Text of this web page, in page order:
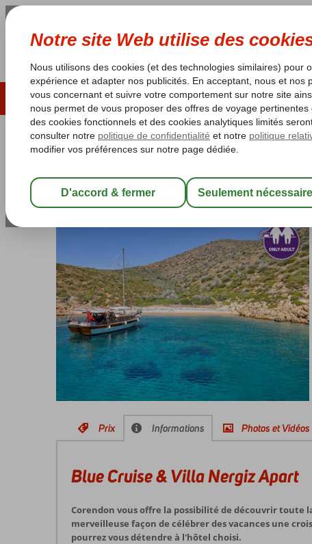
ÉTÉ 2026 LAST MINUTES
Les garanties de vacances Garantie du prix le plus
Blue Cruise & Villa Nergiz Apart
Voir description (option 2)
Prix Informations Photos et Vidéos
Blue Cruise & Villa Nergiz Apart
Corendon vous offre la possibilité de découvrir toute
merveilleuse façon de célébrer des vacances une
pourrez vous détendre à l'hôtel choisi.